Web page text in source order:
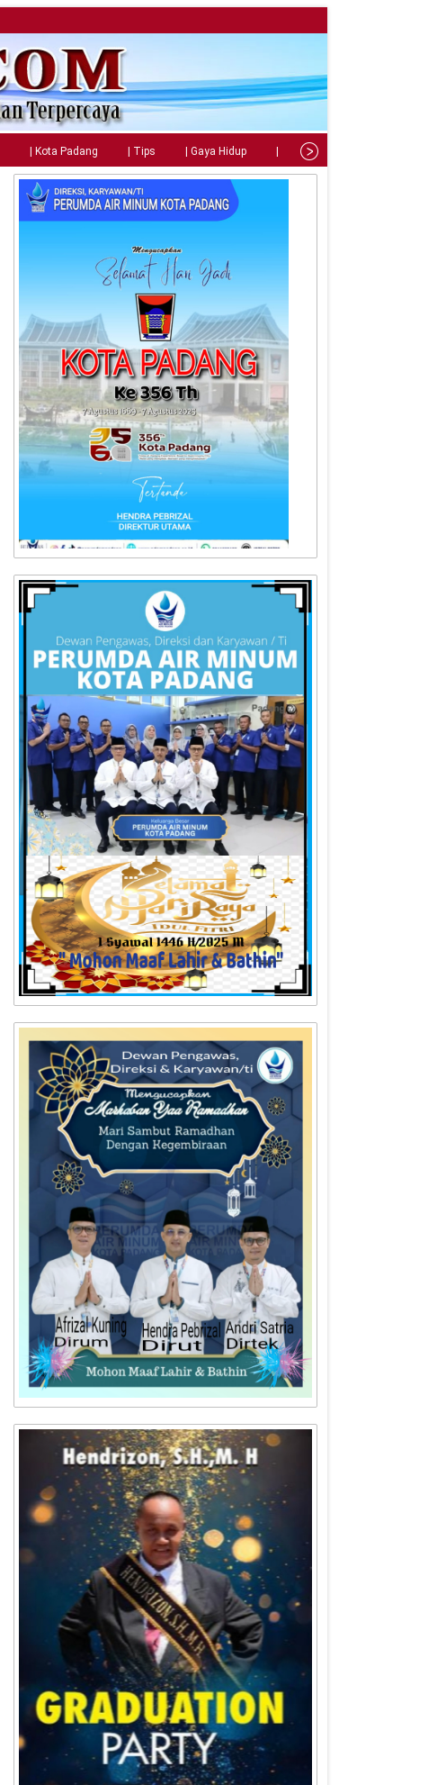
| Kota Padang | Tips | Gaya Hidup | Teknologi